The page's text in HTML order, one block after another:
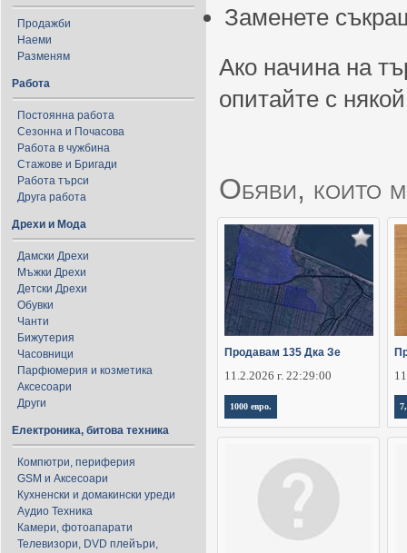
Продажби
Наеми
Разменям
Работа
Постоянна работа
Сезонна и Почасова
Работа в чужбина
Стажове и Бригади
Работа търси
Друга работа
Дрехи и Мода
Дамски Дрехи
Мъжки Дрехи
Детски Дрехи
Обувки
Чанти
Бижутерия
Часовници
Парфюмерия и козметика
Аксесоари
Други
Електроника, битова техника
Компютри, периферия
GSM и Аксесоари
Кухненски и домакински уреди
Аудио Техника
Камери, фотоапарати
Телевизори, DVD плейъри,
Заменете
Ако начина на
опитайте с
Обяви, които
Продавам 135 Дка Зе
11.2.2026 г. 22:29:00
1000 евро.